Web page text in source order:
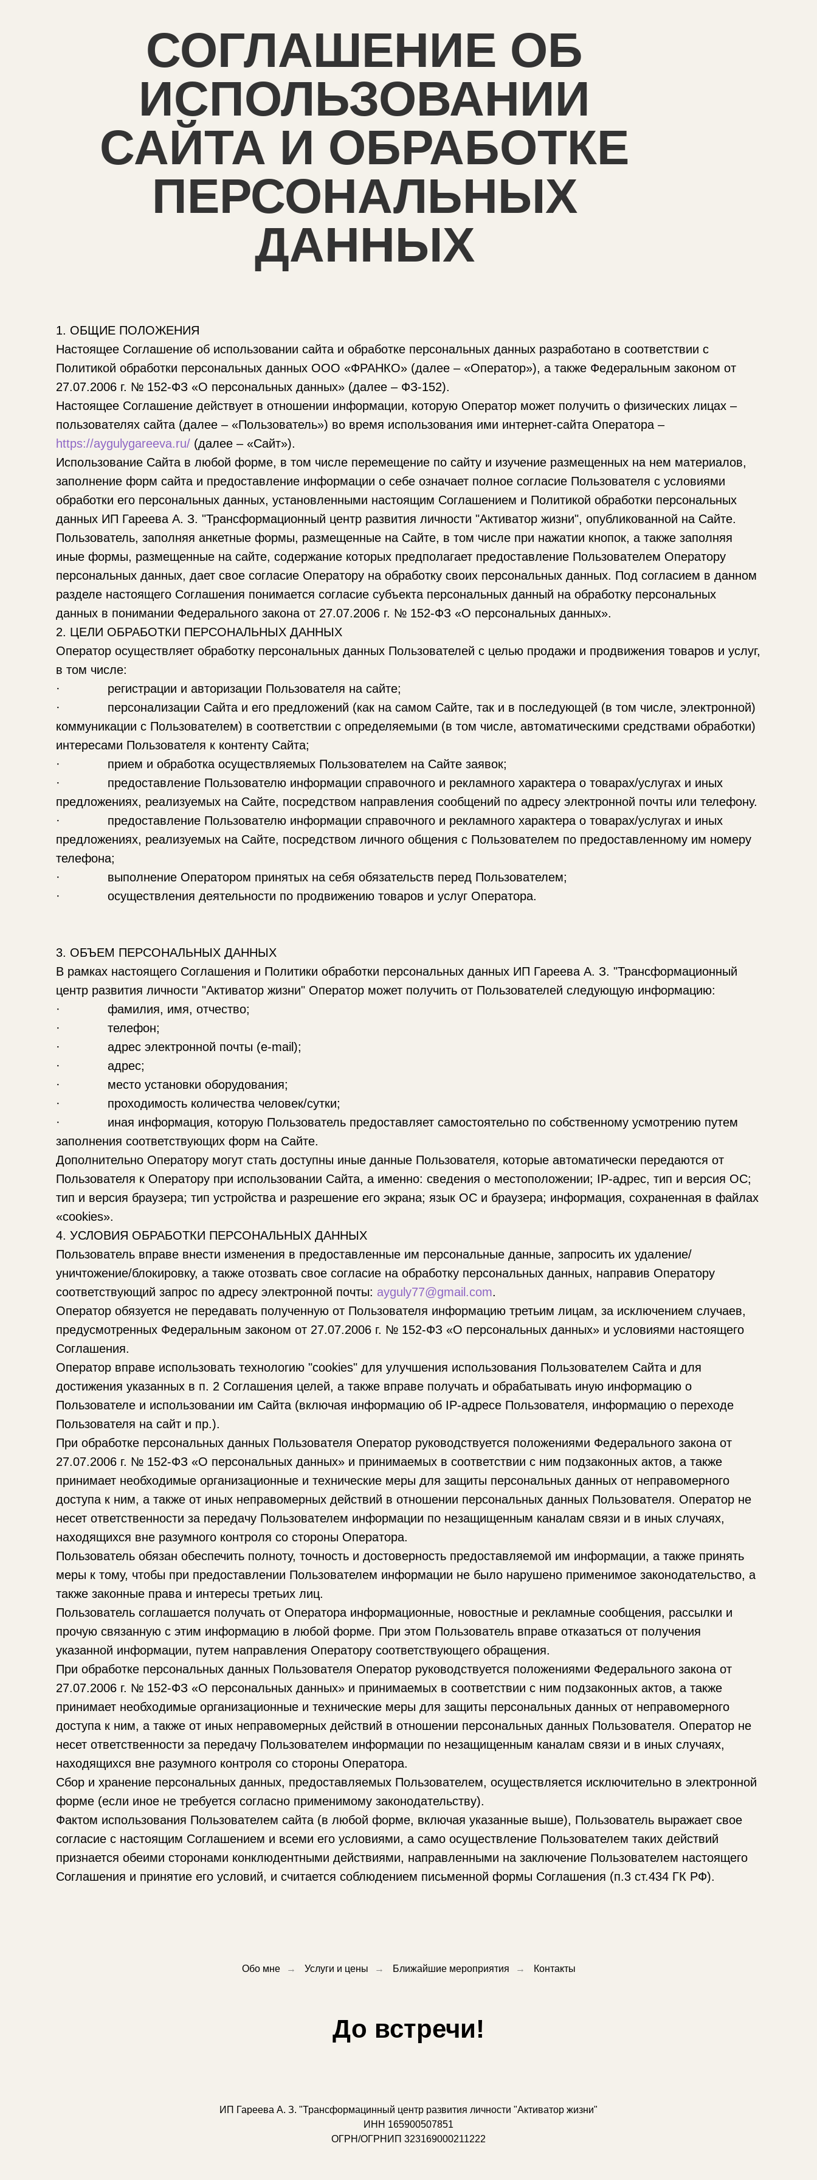
СОГЛАШЕНИЕ ОБ
ИСПОЛЬЗОВАНИИ
САЙТА И ОБРАБОТКЕ
ПЕРСОНАЛЬНЫХ
ДАННЫХ
1. ОБЩИЕ ПОЛОЖЕНИЯ
Настоящее Соглашение об использовании сайта и обработке персональных данных разработано в соответствии с
Политикой обработки персональных данных ООО «ФРАНКО» (далее – «Оператор»), а также Федеральным законом от
27.07.2006 г. № 152-ФЗ «О персональных данных» (далее – ФЗ-152).
Настоящее Соглашение действует в отношении информации, которую Оператор может получить о физических лицах –
пользователях сайта (далее – «Пользователь») во время использования ими интернет-сайта Оператора –
https://aygulygareeva.ru/ (далее – «Сайт»).
Использование Сайта в любой форме, в том числе перемещение по сайту и изучение размещенных на нем материалов,
заполнение форм сайта и предоставление информации о себе означает полное согласие Пользователя с условиями
обработки его персональных данных, установленными настоящим Соглашением и Политикой обработки персональных
данных ИП Гареева А. З. "Трансформационный центр развития личности "Активатор жизни", опубликованной на Сайте.
Пользователь, заполняя анкетные формы, размещенные на Сайте, в том числе при нажатии кнопок, а также заполняя
иные формы, размещенные на сайте, содержание которых предполагает предоставление Пользователем Оператору
персональных данных, дает свое согласие Оператору на обработку своих персональных данных. Под согласием в данном
разделе настоящего Соглашения понимается согласие субъекта персональных данный на обработку персональных
данных в понимании Федерального закона от 27.07.2006 г. № 152-ФЗ «О персональных данных».
2. ЦЕЛИ ОБРАБОТКИ ПЕРСОНАЛЬНЫХ ДАННЫХ
Оператор осуществляет обработку персональных данных Пользователей с целью продажи и продвижения товаров и услуг,
в том числе:
· регистрации и авторизации Пользователя на сайте;
· персонализации Сайта и его предложений (как на самом Сайте, так и в последующей (в том числе, электронной)
коммуникации с Пользователем) в соответствии с определяемыми (в том числе, автоматическими средствами обработки)
интересами Пользователя к контенту Сайта;
· прием и обработка осуществляемых Пользователем на Сайте заявок;
· предоставление Пользователю информации справочного и рекламного характера о товарах/услугах и иных
предложениях, реализуемых на Сайте, посредством направления сообщений по адресу электронной почты или телефону.
· предоставление Пользователю информации справочного и рекламного характера о товарах/услугах и иных
предложениях, реализуемых на Сайте, посредством личного общения с Пользователем по предоставленному им номеру
телефона;
· выполнение Оператором принятых на себя обязательств перед Пользователем;
· осуществления деятельности по продвижению товаров и услуг Оператора.
3. ОБЪЕМ ПЕРСОНАЛЬНЫХ ДАННЫХ
В рамках настоящего Соглашения и Политики обработки персональных данных ИП Гареева А. З. "Трансформационный
центр развития личности "Активатор жизни" Оператор может получить от Пользователей следующую информацию:
· фамилия, имя, отчество;
· телефон;
· адрес электронной почты (e-mail);
· адрес;
· место установки оборудования;
· проходимость количества человек/сутки;
· иная информация, которую Пользователь предоставляет самостоятельно по собственному усмотрению путем
заполнения соответствующих форм на Сайте.
Дополнительно Оператору могут стать доступны иные данные Пользователя, которые автоматически передаются от
Пользователя к Оператору при использовании Сайта, а именно: сведения о местоположении; IP-адрес, тип и версия ОС;
тип и версия браузера; тип устройства и разрешение его экрана; язык ОС и браузера; информация, сохраненная в файлах
«cookies».
4. УСЛОВИЯ ОБРАБОТКИ ПЕРСОНАЛЬНЫХ ДАННЫХ
Пользователь вправе внести изменения в предоставленные им персональные данные, запросить их удаление/
уничтожение/блокировку, а также отозвать свое согласие на обработку персональных данных, направив Оператору
соответствующий запрос по адресу электронной почты: ayguly77@gmail.com.
Оператор обязуется не передавать полученную от Пользователя информацию третьим лицам, за исключением случаев,
предусмотренных Федеральным законом от 27.07.2006 г. № 152-ФЗ «О персональных данных» и условиями настоящего
Соглашения.
Оператор вправе использовать технологию "cookies" для улучшения использования Пользователем Сайта и для
достижения указанных в п. 2 Соглашения целей, а также вправе получать и обрабатывать иную информацию о
Пользователе и использовании им Сайта (включая информацию об IP-адресе Пользователя, информацию о переходе
Пользователя на сайт и пр.).
При обработке персональных данных Пользователя Оператор руководствуется положениями Федерального закона от
27.07.2006 г. № 152-ФЗ «О персональных данных» и принимаемых в соответствии с ним подзаконных актов, а также
принимает необходимые организационные и технические меры для защиты персональных данных от неправомерного
доступа к ним, а также от иных неправомерных действий в отношении персональных данных Пользователя. Оператор не
несет ответственности за передачу Пользователем информации по незащищенным каналам связи и в иных случаях,
находящихся вне разумного контроля со стороны Оператора.
Пользователь обязан обеспечить полноту, точность и достоверность предоставляемой им информации, а также принять
меры к тому, чтобы при предоставлении Пользователем информации не было нарушено применимое законодательство, а
также законные права и интересы третьих лиц.
Пользователь соглашается получать от Оператора информационные, новостные и рекламные сообщения, рассылки и
прочую связанную с этим информацию в любой форме. При этом Пользователь вправе отказаться от получения
указанной информации, путем направления Оператору соответствующего обращения.
При обработке персональных данных Пользователя Оператор руководствуется положениями Федерального закона от
27.07.2006 г. № 152-ФЗ «О персональных данных» и принимаемых в соответствии с ним подзаконных актов, а также
принимает необходимые организационные и технические меры для защиты персональных данных от неправомерного
доступа к ним, а также от иных неправомерных действий в отношении персональных данных Пользователя. Оператор не
несет ответственности за передачу Пользователем информации по незащищенным каналам связи и в иных случаях,
находящихся вне разумного контроля со стороны Оператора.
Сбор и хранение персональных данных, предоставляемых Пользователем, осуществляется исключительно в электронной
форме (если иное не требуется согласно применимому законодательству).
Фактом использования Пользователем сайта (в любой форме, включая указанные выше), Пользователь выражает свое
согласие с настоящим Соглашением и всеми его условиями, а само осуществление Пользователем таких действий
признается обеими сторонами конклюдентными действиями, направленными на заключение Пользователем настоящего
Соглашения и принятие его условий, и считается соблюдением письменной формы Соглашения (п.3 ст.434 ГК РФ).
Обо мне → Услуги и цены → Ближайшие мероприятия → Контакты
До встречи!
ИП Гареева А. З. "Трансформацинный центр развития личности "Активатор жизни"
ИНН 165900507851
ОГРН/ОГРНИП 323169000211222